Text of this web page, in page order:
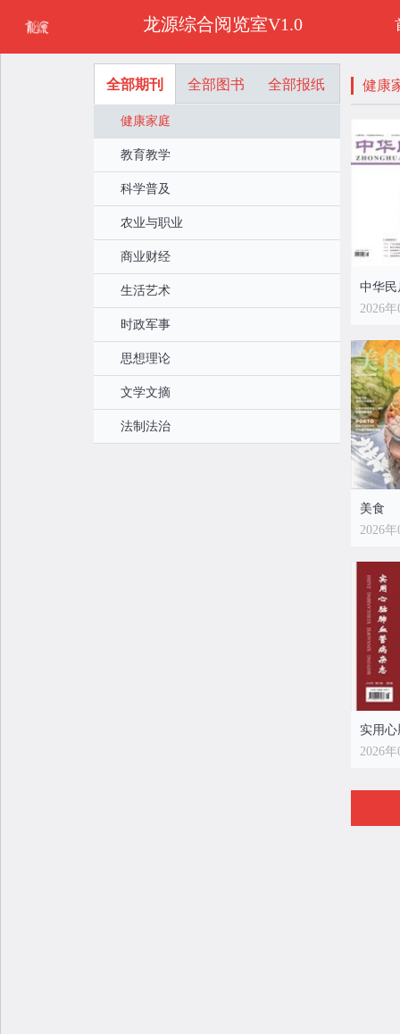
龙源综合阅览室V1.0
全部期刊 全部图书 全部报纸
健康家庭
教育教学
科学普及
农业与职业
商业财经
生活艺术
时政军事
思想理论
文学文摘
法制法治
健康
中华民
2026年
美食
2026年
2026年